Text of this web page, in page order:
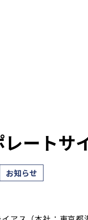
レートサ
お知らせ